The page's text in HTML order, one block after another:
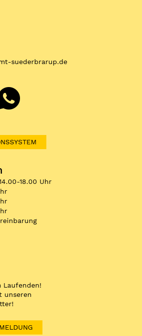
suederbrarup.de
18.00 Uhr
Laufenden!
unseren